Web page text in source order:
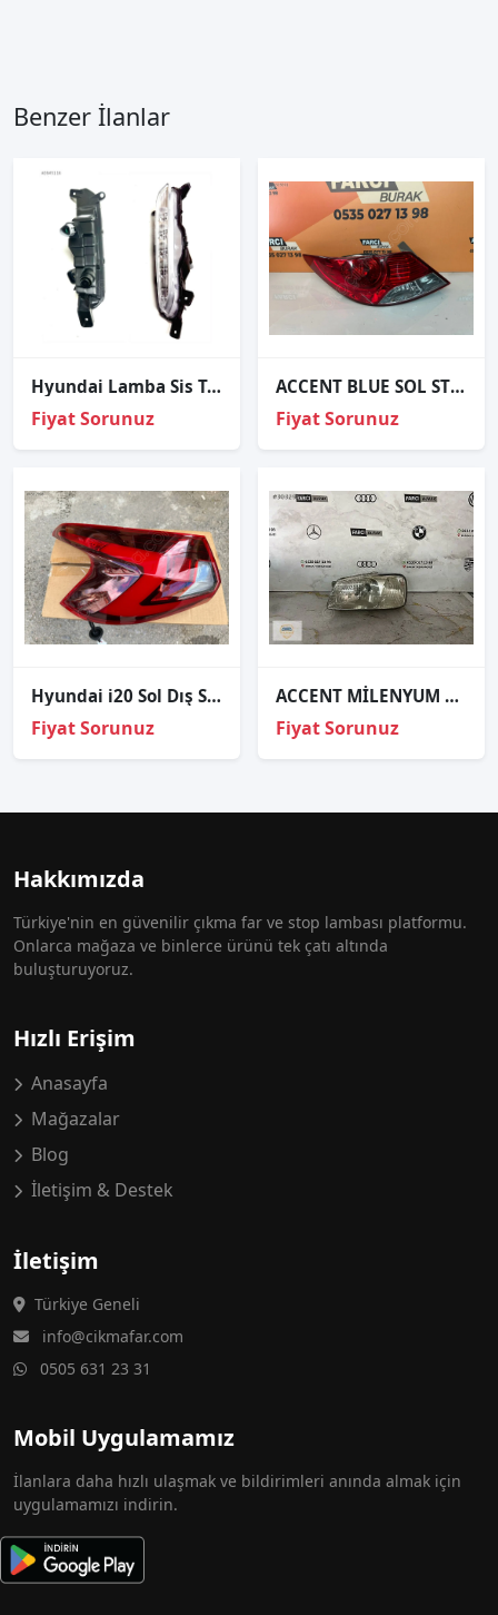
Benzer İlanlar
Hyundai Lamba Sis Tucson 15-18 Sol (Gündüz Farı)
Fiyat Sorunuz
ACCENT BLUE SOL STOP İTHAL
Fiyat Sorunuz
Hyundai i20 Sol Dış Stop Lambası Led 2020-2026
Fiyat Sorunuz
ACCENT MİLENYUM SOL FAR FARBA
Fiyat Sorunuz
Hakkımızda
Türkiye'nin en güvenilir çıkma far ve stop lambası platformu.
Onlarca mağaza ve binlerce ürünü tek çatı altında
buluşturuyoruz.
Hızlı Erişim
Anasayfa
Mağazalar
Blog
İletişim & Destek
İletişim
Türkiye Geneli
info@cikmafar.com
0505 631 23 31
Mobil Uygulamamız
İlanlara daha hızlı ulaşmak ve bildirimleri anında almak için
uygulamamızı indirin.